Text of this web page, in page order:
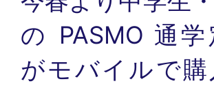
ます！
の PASMO 通
がモバイルで購